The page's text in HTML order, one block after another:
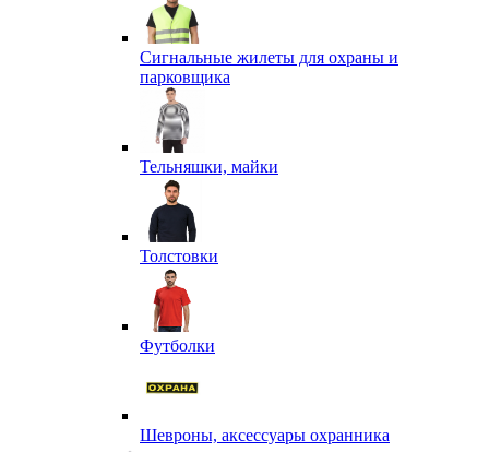
Сигнальные жилеты для охраны и
парковщика
Тельняшки, майки
Толстовки
Футболки
Шевроны, аксессуары охранника